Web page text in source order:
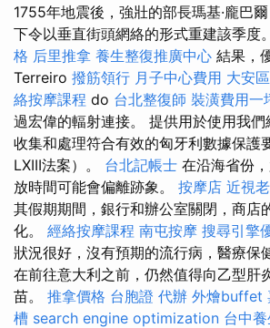
1755年地震後，強壯的部長瑪基·龐巴
下令以垂直街頭網絡的形式重建該季度。
格 后里推拿 養生整復推廣中心 結果，
Terreiro 撥筋領行 月子中心費用 大安
絡按摩課程 do 台北整復師 裝潢費用一
過宏偉的輻射連接。 提供用於使用我
收集和處理符合有效的匈牙利數據保護
LXIII法案）。 台北記帳士 在沿海省份
放時間可能會偏離跡象。 按摩店 近視
其假期期間，銀行和辦公室關閉，商店
化。 經絡按摩課程 南屯按摩 搜尋引擎
狀況很好，沒有預期的流行病，醫療保
在前往意大利之前，仍然值得向乙型肝
苗。 推拿價格 台胞證 代辦 外燴buffet
槽 search engine optimization 台中